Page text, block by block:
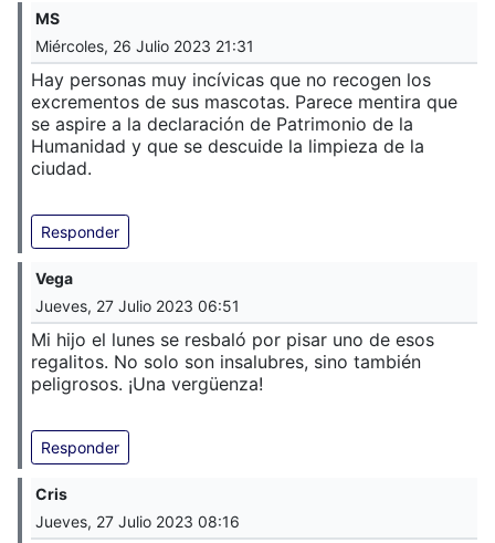
MS
Miércoles, 26 Julio 2023 21:31
Hay personas muy incívicas que no recogen los
excrementos de sus mascotas. Parece mentira que
se aspire a la declaración de Patrimonio de la
Humanidad y que se descuide la limpieza de la
ciudad.
Responder
Vega
Jueves, 27 Julio 2023 06:51
Mi hijo el lunes se resbaló por pisar uno de esos
regalitos. No solo son insalubres, sino también
peligrosos. ¡Una vergüenza!
Responder
Cris
Jueves, 27 Julio 2023 08:16